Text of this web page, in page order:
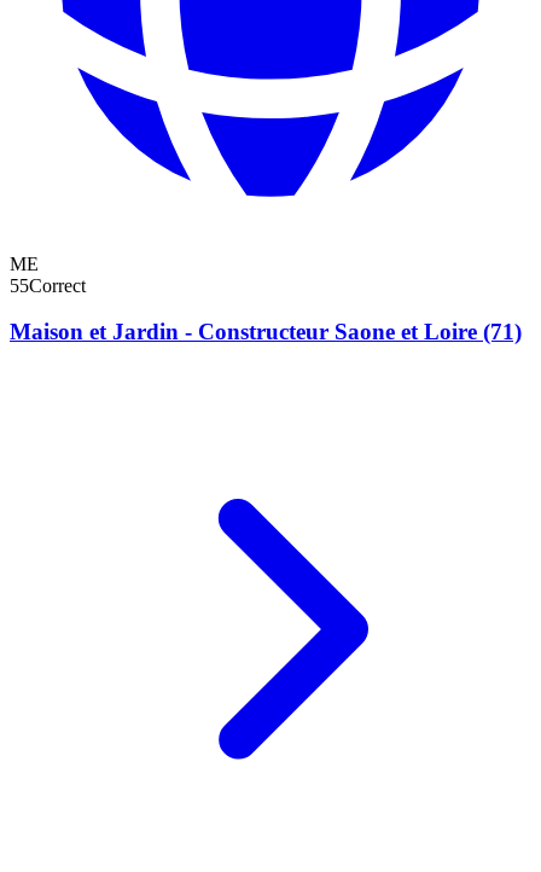
ME
55Correct
Maison et Jardin - Constructeur Saone et Loire (71)